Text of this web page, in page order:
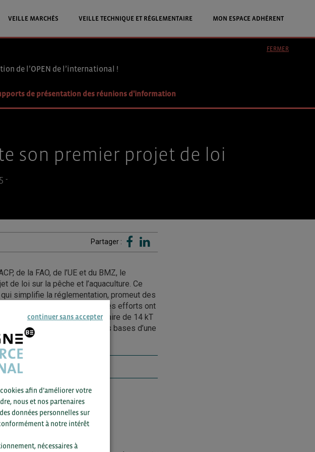
VEILLE MARCHÉS VEILLE TECHNIQUE ET RÉGLEMENTAIRE MON ESPACE ADHÉRENT
de l’OPEN de l’international !
de présentation des réunions d'information
FERMER
son premier projet de loi
-
Partager :
de la FAO, de l’UE et du BMZ, le
de loi sur la pêche et l’aquaculture. Ce
simplifie la réglementation, promeut des
Zimbabwe. Dans le détail, des efforts ont
projet de loi et une vision claire de 14 kT
le Zimbabwe pose ainsi les bases d’une
continuer sans accepter
afin d’améliorer votre
nous et nos partenaires
données personnelles sur
à notre intérêt
nécessaires à